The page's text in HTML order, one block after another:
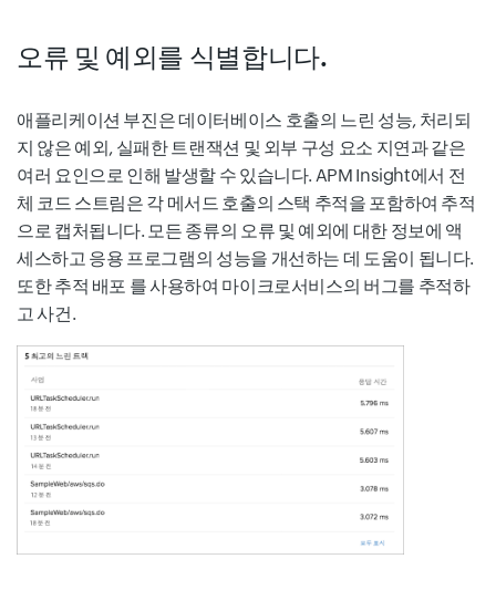
오류 및 예외를 식별합니다.
애플리케이션 부진은 데이터베이스 호출의 느린 성능, 처리되
지 않은 예외, 실패한 트랜잭션 및 외부 구성 요소 지연과 같은
여러 요인으로 인해 발생할 수 있습니다. APM Insight에서 전
체 코드 스트림은 각 메서드 호출의 스택 추적을 포함하여 추적
으로 캡처됩니다. 모든 종류의 오류 및 예외에 대한 정보에 액
세스하고 응용 프로그램의 성능을 개선하는 데 도움이 됩니다.
또한 추적 배포 를 사용하여 마이크로서비스의 버그를 추적하
고 사건.